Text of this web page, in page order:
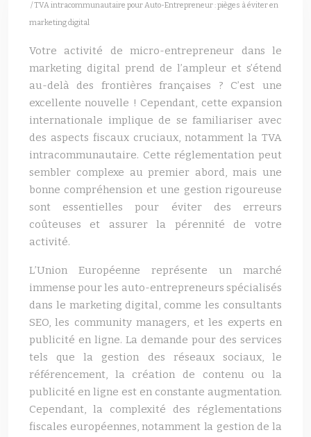
/ TVA intracommunautaire pour Auto-Entrepreneur : pièges à éviter en
marketing digital
Votre activité de micro-entrepreneur dans le
marketing digital prend de l’ampleur et s’étend
au-delà des frontières françaises ? C’est une
excellente nouvelle ! Cependant, cette expansion
internationale implique de se familiariser avec
des aspects fiscaux cruciaux, notamment la TVA
intracommunautaire. Cette réglementation peut
sembler complexe au premier abord, mais une
bonne compréhension et une gestion rigoureuse
sont essentielles pour éviter des erreurs
coûteuses et assurer la pérennité de votre
activité.
L’Union Européenne représente un marché
immense pour les auto-entrepreneurs spécialisés
dans le marketing digital, comme les consultants
SEO, les community managers, et les experts en
publicité en ligne. La demande pour des services
tels que la gestion des réseaux sociaux, le
référencement, la création de contenu ou la
publicité en ligne est en constante augmentation.
Cependant, la complexité des réglementations
fiscales européennes, notamment la gestion de la